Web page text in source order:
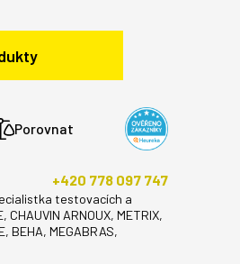
Porovnat
+420 778 097 747
testovacích a
ARNOUX, METRIX,
BEHA, MEGABRAS,